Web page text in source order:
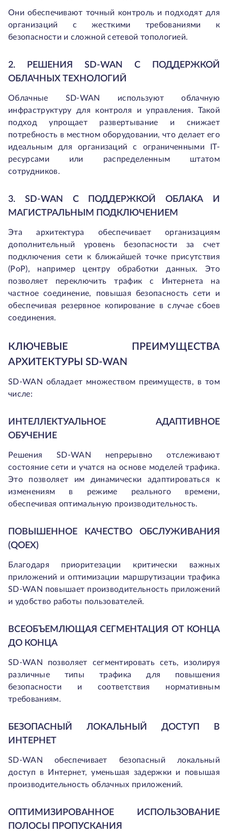
Они обеспечивают точный контроль и подходят для
организаций с жесткими требованиями к
безопасности и сложной сетевой топологией.
2. РЕШЕНИЯ SD-WAN С ПОДДЕРЖКОЙ
ОБЛАЧНЫХ ТЕХНОЛОГИЙ
Облачные SD-WAN используют облачную
инфраструктуру для контроля и управления. Такой
подход упрощает развертывание и снижает
потребность в местном оборудовании, что делает его
идеальным для организаций с ограниченными IТ-
ресурсами или распределенным штатом
сотрудников.
3. SD-WAN С ПОДДЕРЖКОЙ ОБЛАКА И
МАГИСТРАЛЬНЫМ ПОДКЛЮЧЕНИЕМ
Эта архитектура обеспечивает организациям
дополнительный уровень безопасности за счет
подключения сети к ближайшей точке присутствия
(PoP), например центру обработки данных. Это
позволяет переключить трафик с Интернета на
частное соединение, повышая безопасность сети и
обеспечивая резервное копирование в случае сбоев
соединения.
КЛЮЧЕВЫЕ ПРЕИМУЩЕСТВА
АРХИТЕКТУРЫ SD-WAN
SD-WAN обладает множеством преимуществ, в том
числе:
ИНТЕЛЛЕКТУАЛЬНОЕ АДАПТИВНОЕ
ОБУЧЕНИЕ
Решения SD-WAN непрерывно отслеживают
состояние сети и учатся на основе моделей трафика.
Это позволяет им динамически адаптироваться к
изменениям в режиме реального времени,
обеспечивая оптимальную производительность.
ПОВЫШЕННОЕ КАЧЕСТВО ОБСЛУЖИВАНИЯ
(QOEX)
Благодаря приоритезации критически важных
приложений и оптимизации маршрутизации трафика
SD-WAN повышает производительность приложений
и удобство работы пользователей.
ВСЕОБЪЕМЛЮЩАЯ СЕГМЕНТАЦИЯ ОТ КОНЦА
ДО КОНЦА
SD-WAN позволяет сегментировать сеть, изолируя
различные типы трафика для повышения
безопасности и соответствия нормативным
требованиям.
БЕЗОПАСНЫЙ ЛОКАЛЬНЫЙ ДОСТУП В
ИНТЕРНЕТ
SD-WAN обеспечивает безопасный локальный
доступ в Интернет, уменьшая задержки и повышая
производительность облачных приложений.
ОПТИМИЗИРОВАННОЕ ИСПОЛЬЗОВАНИЕ
ПОЛОСЫ ПРОПУСКАНИЯ